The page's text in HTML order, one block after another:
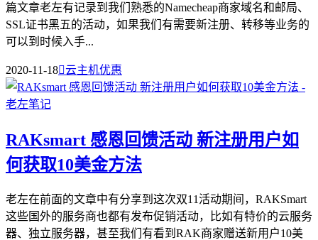
篇文章老左有记录到我们熟悉的Namecheap商家域名和邮局、
SSL证书黑五的活动，如果我们有需要新注册、转移等业务的
可以到时候入手...
2020-11-18云主机优惠
RAKsmart 感恩回馈活动 新注册用户如
何获取10美金方法
老左在前面的文章中有分享到这次双11活动期间，RAKSmart
这些国外的服务商也都有发布促销活动，比如有特价的云服务
器、独立服务器，甚至我们有看到RAK商家赠送新用户10美